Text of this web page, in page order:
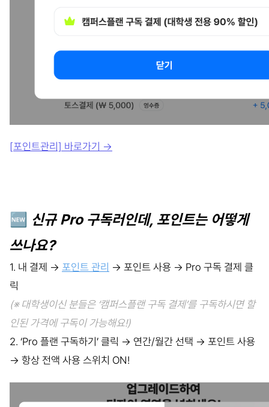
[포인트관리] 바로가기 →
🆕 신규 Pro 구독러인데, 포인트는 어떻게
쓰나요?
1. 내 결제 → 포인트 관리 → 포인트 사용 → Pro 구독 결제 클
릭
(※ 대학생이신 분들은 ‘캠퍼스플랜 구독 결제’를 구독하시면 할
인된 가격에 구독이 가능해요!)
2. ‘Pro 플랜 구독하기’ 클릭 → 연간/월간 선택 → 포인트 사용
→ 항상 전액 사용 스위치 ON!